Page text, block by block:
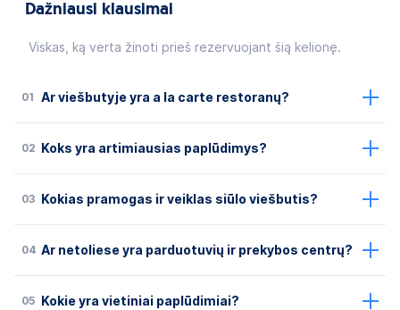
Dažniausi klausimai
Viskas, ką verta žinoti prieš rezervuojant šią kelionę.
01 Ar viešbutyje yra a la carte restoranų?
02 Koks yra artimiausias paplūdimys?
03 Kokias pramogas ir veiklas siūlo viešbutis?
04 Ar netoliese yra parduotuvių ir prekybos centrų?
05 Kokie yra vietiniai paplūdimiai?